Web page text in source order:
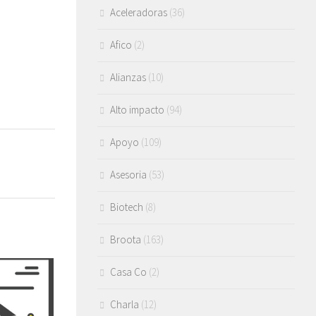
Aceleradoras (36)
Afico (2)
Alianzas (10)
Alto impacto (94)
Apoyo (109)
Asesoria (53)
Biotech (8)
Broota (163)
Casa Co (2)
Charla (12)